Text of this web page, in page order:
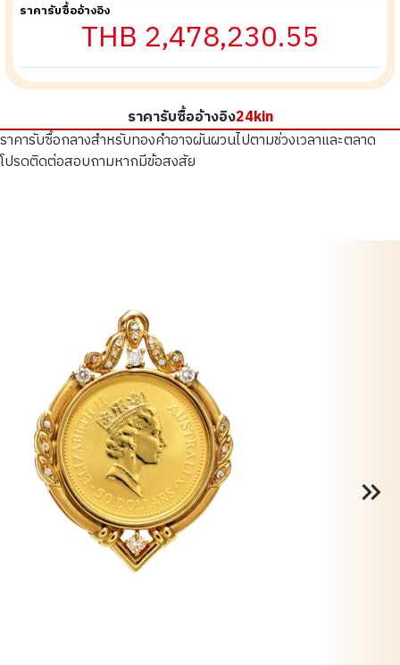
ราคารับซื้ออ้างอิง
THB 2,478,230.55
ราคารับซื้ออ้างอิง24kin
ราคารับซื้อกลางสำหรับทองคำอาจผันผวนไปตามช่วงเวลาและตลาด
โปรดติดต่อสอบถามหากมีข้อสงสัย